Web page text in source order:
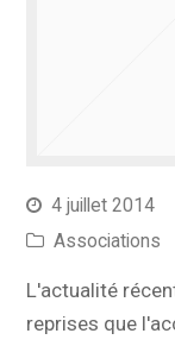
4 juillet 2014
Associations
L'actualité
reprises que